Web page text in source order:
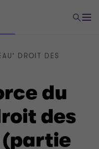
du
des
DROIT DES